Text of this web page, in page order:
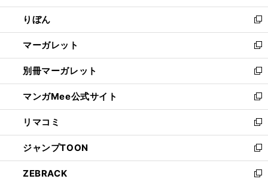
開
く
ウ
で
開
く
ン
ド
ウ
で
開
く
ウ
ィ
ン
ド
ウ
で
開
く
りぼん
新
し
い
ウ
ィ
ン
ド
ウ
で
開
く
マーガレット
新
し
い
ウ
ィ
ン
ド
ウ
で
開
く
別冊マーガレット
新
し
い
ウ
ィ
ン
ド
ウ
で
マンガMee公式サイト
新
し
い
ウ
ィ
ン
ド
リマコミ
新
し
い
ウ
ィ
ジャンプTOON
新
し
い
ZEBRACK 新